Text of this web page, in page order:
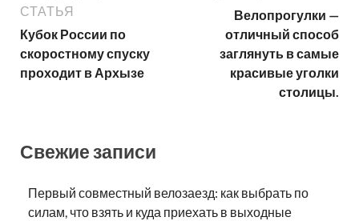
СТАТЬЯ
Кубок России по
скоростному спуску
проходит в Архызе
Велопрогулки —
отличный способ
заглянуть в самые
красивые уголки
столицы.
Свежие записи
Первый совместный велозаезд: как выбрать по
силам, что взять и куда приехать в выходные